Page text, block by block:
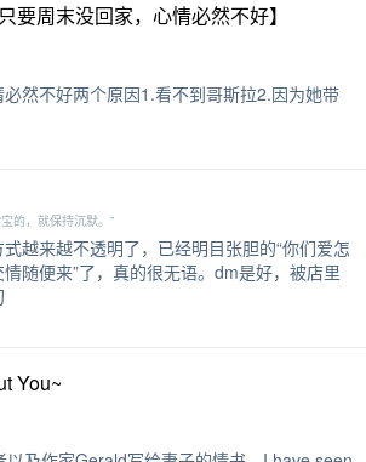
要周末没回家，心情必然不好】
然不好两个原因1.看不到哥斯拉2.因为她带
的，就保持沉默。”
越来越不透明了，已经明目张胆的“你们爱怎
随便来”了，真的很无语。dm是好，被店里
You~